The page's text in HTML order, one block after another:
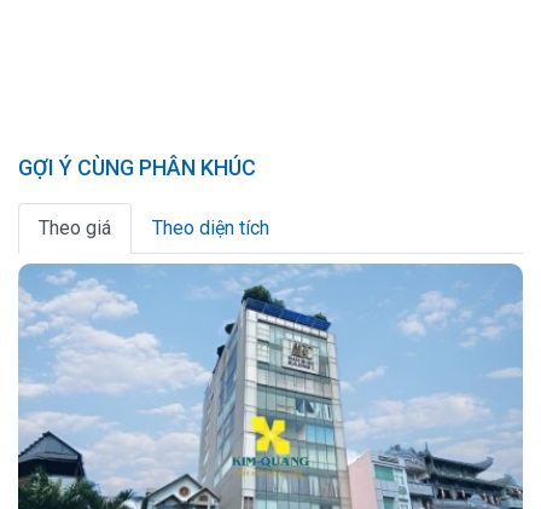
GỢI Ý CÙNG PHÂN KHÚC
Theo giá Theo diện tích